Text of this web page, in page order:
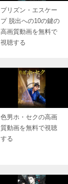
プリズン・エスケー
プ 脱出への10の鍵の
高画質動画を無料で
視聴する
色男ホ・セクの高画
質動画を無料で視聴
する